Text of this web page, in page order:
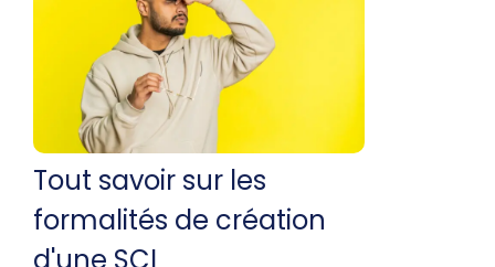
Tout savoir sur les
formalités de création
d'une SCI